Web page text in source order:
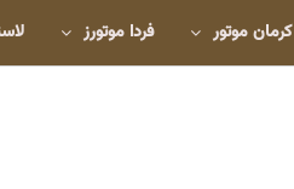
کرمان موتور فردا موتورز